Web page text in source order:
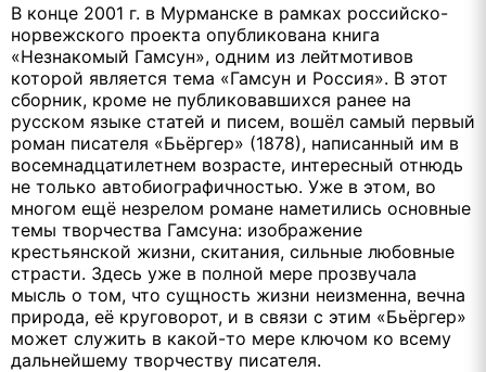
В конце 2001 г. в Мурманске в рамках российско-
норвежского проекта опубликована книга
«Незнакомый Гамсун», одним из лейтмотивов
которой является тема «Гамсун и Россия». В этот
сборник, кроме не публиковавшихся ранее на
русском языке статей и писем, вошёл самый первый
роман писателя «Бьёргер» (1878), написанный им в
восемнадцатилетнем возрасте, интересный отнюдь
не только автобиографичностью. Уже в этом, во
многом ещё незрелом романе наметились основные
темы творчества Гамсуна: изображение
крестьянской жизни, скитания, сильные любовные
страсти. Здесь уже в полной мере прозвучала
мысль о том, что сущность жизни неизменна, вечна
природа, её круговорот, и в связи с этим «Бьёргер»
может служить в какой-то мере ключом ко всему
дальнейшему творчеству писателя.